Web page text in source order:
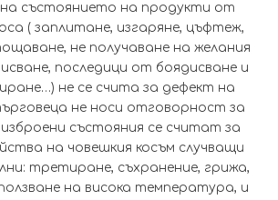
състоянието на продукти от
( заплитане, изгаряне, цъфтеж,
не получаване на желания
последици от боядисване и
не се счита за дефект на
не носи отговорност за
състояния се считат за
на човешкия косъм случващи
третиране, съхранение, грижа,
на висока температура, и